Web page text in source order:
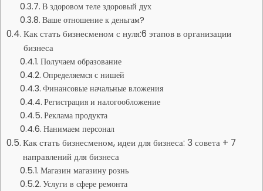
В здоровом теле здоровый дух
Ваше отношение к деньгам?
Как стать бизнесменом с нуля:6 этапов в организации
бизнеса
Получаем образование
Определяемся с нишей
Финансовые начальные вложения
Регистрация и налогообложение
Реклама продукта
Нанимаем персонал
Как стать бизнесменом, идеи для бизнеса: 3 совета + 7
направлений для бизнеса
Магазин магазину рознь
Услуги в сфере ремонта